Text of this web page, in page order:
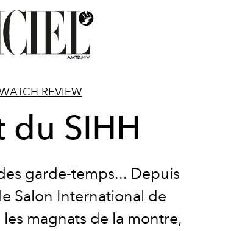
REVIEW
du SIHH
garde-temps... Depuis
Salon International de
magnats de la montre,